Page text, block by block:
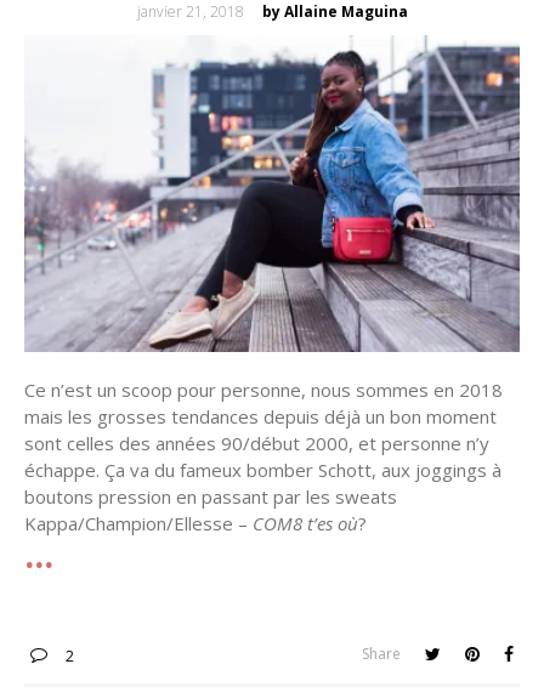
Posted
on
janvier 21, 2018 by Allaine Maguina
Ce n’est un scoop pour personne, nous sommes en 2018
mais les grosses tendances depuis déjà un bon moment
sont celles des années 90/début 2000, et personne n’y
échappe. Ça va du fameux bomber Schott, aux joggings à
boutons pression en passant par les sweats
Kappa/Champion/Ellesse – COM8 t’es où?
2 Share